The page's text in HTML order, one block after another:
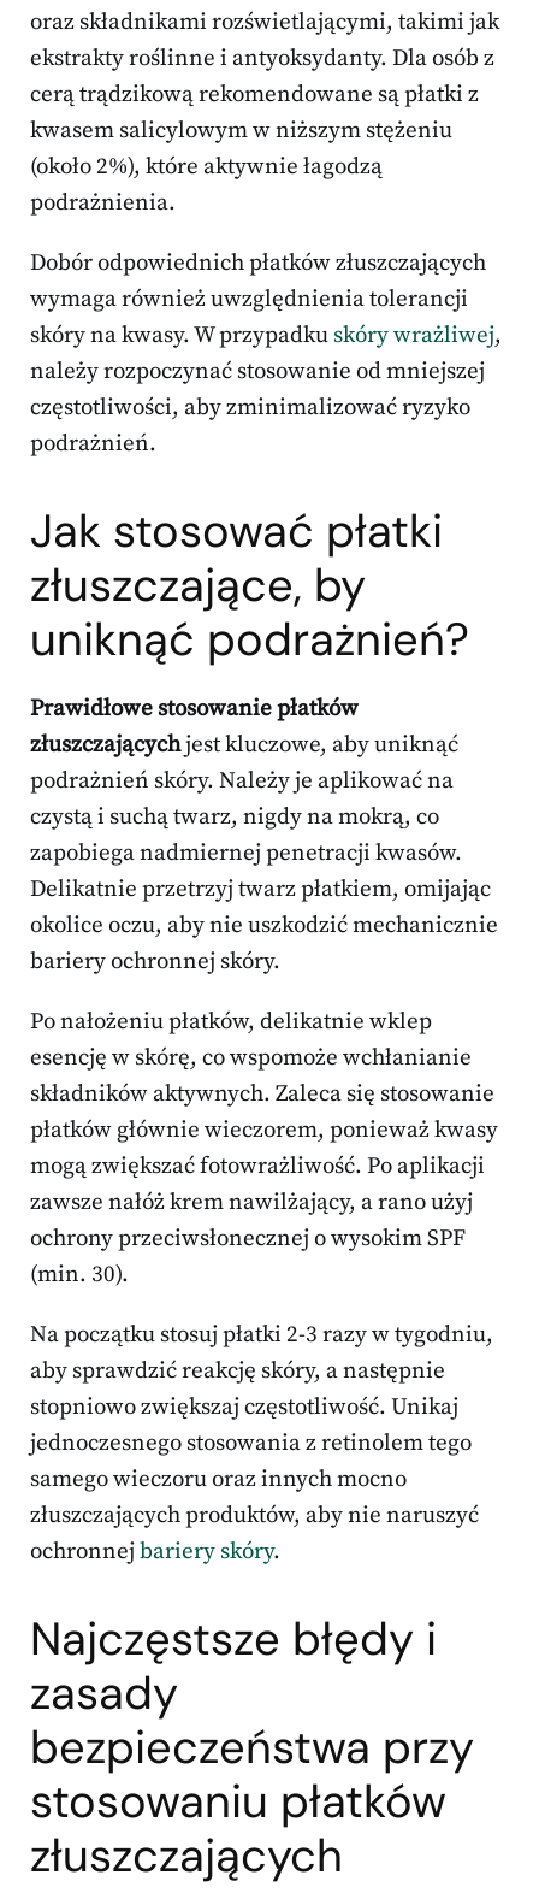
oraz składnikami rozświetlającymi, takimi jak
ekstrakty roślinne i antyoksydanty. Dla osób z
cerą trądzikową rekomendowane są płatki z
kwasem salicylowym w niższym stężeniu
(około 2%), które aktywnie łagodzą
podrażnienia.
Dobór odpowiednich płatków złuszczających
wymaga również uwzględnienia tolerancji
skóry na kwasy. W przypadku skóry wrażliwej,
należy rozpoczynać stosowanie od mniejszej
częstotliwości, aby zminimalizować ryzyko
podrażnień.
Jak stosować płatki
złuszczające, by
uniknąć podrażnień?
Prawidłowe stosowanie płatków
złuszczającychjest kluczowe, aby uniknąć
podrażnień skóry. Należy je aplikować na
czystą i suchą twarz, nigdy na mokrą, co
zapobiega nadmiernej penetracji kwasów.
Delikatnie przetrzyj twarz płatkiem, omijając
okolice oczu, aby nie uszkodzić mechanicznie
bariery ochronnej skóry.
Po nałożeniu płatków, delikatnie wklep
esencję w skórę, co wspomoże wchłanianie
składników aktywnych. Zaleca się stosowanie
płatków głównie wieczorem, ponieważ kwasy
mogą zwiększać fotowrażliwość. Po aplikacji
zawsze nałóż krem nawilżający, a rano użyj
ochrony przeciwsłonecznej o wysokim SPF
(min. 30).
Na początku stosuj płatki 2-3 razy w tygodniu,
aby sprawdzić reakcję skóry, a następnie
stopniowo zwiększaj częstotliwość. Unikaj
jednoczesnego stosowania z retinolem tego
samego wieczoru oraz innych mocno
złuszczających produktów, aby nie naruszyć
ochronnejbariery skóry.
Najczęstsze błędy i
zasady
bezpieczeństwa przy
stosowaniu płatków
złuszczających